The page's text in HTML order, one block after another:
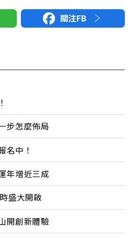
關注FB
步怎麼佈局
名中！
年增近三成
盛大開啟
開創新體驗